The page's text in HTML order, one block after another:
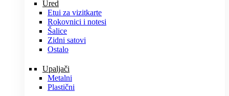
Ured
Etui za vizitkarte
Rokovnici i notesi
Šalice
Zidni satovi
Ostalo
Upaljači
Metalni
Plastični